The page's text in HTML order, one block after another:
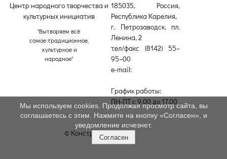
Центр народного творчества и
культурных инициатив
"Вытворяем всё
самое традиционное,
культурное и
народное"
185035, Россия,
Республика Карелия,
г. Петрозаводск, пл.
Ленина, 2
тел/факс (8142) 55–
95–00
e-mail:
График работы:
ПН-ПТ с 9.00 до 17.00
© Конструктор сайтов
Мы используем cookies. Продолжая просмотр сайта, вы
соглашаетесь с этим. Нажмите на кнопку «Согласен», и
уведомление исчезнет.
Согласен